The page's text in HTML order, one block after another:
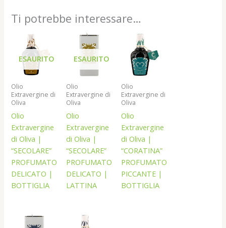
Ti potrebbe interessare…
ESAURITO
Olio
Extravergine di
Oliva
Olio
Extravergine
di Oliva |
“SECOLARE”
PROFUMATO
DELICATO |
BOTTIGLIA
ESAURITO
Olio
Extravergine di
Oliva
Olio
Extravergine
di Oliva |
“SECOLARE”
PROFUMATO
DELICATO |
LATTINA
Olio
Extravergine di
Oliva
Olio
Extravergine
di Oliva |
“CORATINA”
PROFUMATO
PICCANTE |
BOTTIGLIA